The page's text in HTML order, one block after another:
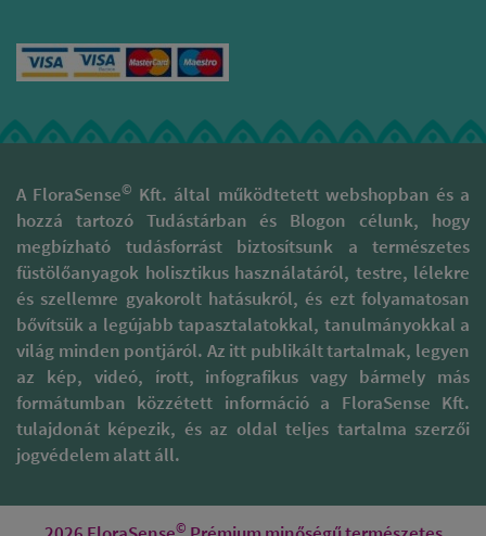
A FloraSense© Kft. által működtetett webshopban és a
hozzá tartozó Tudástárban és Blogon célunk, hogy
megbízható tudásforrást biztosítsunk a természetes
füstölőanyagok holisztikus használatáról, testre, lélekre
és szellemre gyakorolt hatásukról, és ezt folyamatosan
bővítsük a legújabb tapasztalatokkal, tanulmányokkal a
világ minden pontjáról. Az itt publikált tartalmak, legyen
az kép, videó, írott, infografikus vagy bármely más
formátumban közzétett információ a FloraSense Kft.
tulajdonát képezik, és az oldal teljes tartalma szerzői
jogvédelem alatt áll.
©